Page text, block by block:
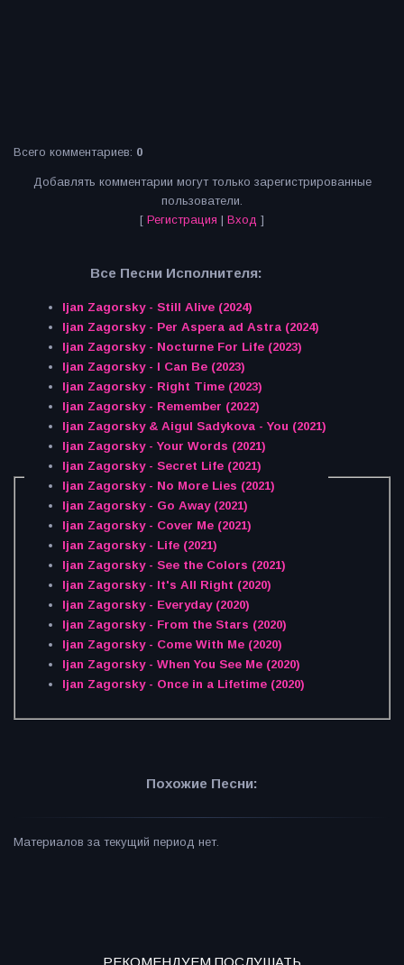
Всего комментариев: 0
Добавлять комментарии могут только зарегистрированные
пользователи.
[ Регистрация | Вход ]
Все Песни Исполнителя:
Ijan Zagorsky - Still Alive (2024)
Ijan Zagorsky - Per Aspera ad Astra (2024)
Ijan Zagorsky - Nocturne For Life (2023)
Ijan Zagorsky - I Can Be (2023)
Ijan Zagorsky - Right Time (2023)
Ijan Zagorsky - Remember (2022)
Ijan Zagorsky & Aigul Sadykova - You (2021)
Ijan Zagorsky - Your Words (2021)
Ijan Zagorsky - Secret Life (2021)
Ijan Zagorsky - No More Lies (2021)
Ijan Zagorsky - Go Away (2021)
Ijan Zagorsky - Cover Me (2021)
Ijan Zagorsky - Life (2021)
Ijan Zagorsky - See the Colors (2021)
Ijan Zagorsky - It's All Right (2020)
Ijan Zagorsky - Everyday (2020)
Ijan Zagorsky - From the Stars (2020)
Ijan Zagorsky - Come With Me (2020)
Ijan Zagorsky - When You See Me (2020)
Ijan Zagorsky - Once in a Lifetime (2020)
Похожие Песни:
Материалов за текущий период нет.